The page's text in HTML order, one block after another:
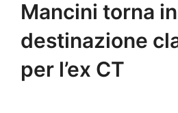
Mancini torna
destinazione
per l’ex CT